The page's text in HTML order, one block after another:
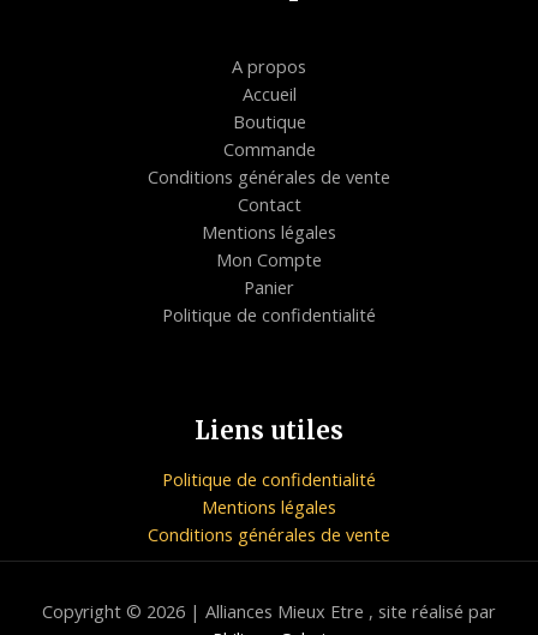
A propos
Accueil
Boutique
Commande
Conditions générales de vente
Contact
Mentions légales
Mon Compte
Panier
Politique de confidentialité
Liens utiles
Politique de confidentialité
Mentions légales
Conditions générales de vente
Copyright © 2026 | Alliances Mieux Etre , site réalisé par